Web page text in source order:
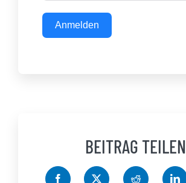
Anmelden
BEITRAG TEILEN